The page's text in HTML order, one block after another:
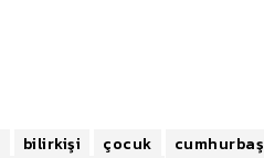
bilirkişi çocuk